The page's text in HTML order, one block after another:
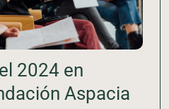
2024 en
Aspacia